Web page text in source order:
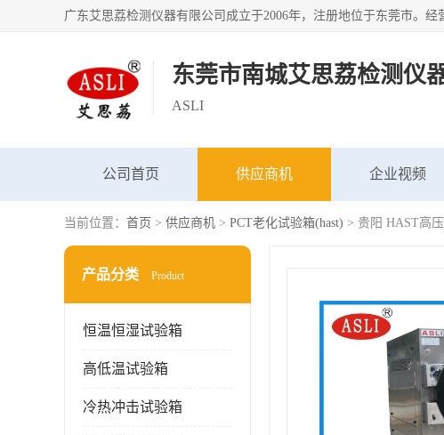
东莞市南城艾思荔检测仪
ASLI
公司首页 供应商机 企业视频
当前位置： 首页 > 供应商机 > PCT老化试验箱(hast) > 贵阳 HAST高
产品分类 Product
恒温恒湿试验箱
高低温试验箱
冷热冲击试验箱